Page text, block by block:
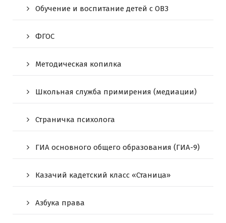
Обучение и воспитание детей с ОВЗ
ФГОС
Методическая копилка
Школьная служба примирения (медиации)
Страничка психолога
ГИА основного общего образования (ГИА-9)
Казачий кадетский класс «Станица»
Азбука права